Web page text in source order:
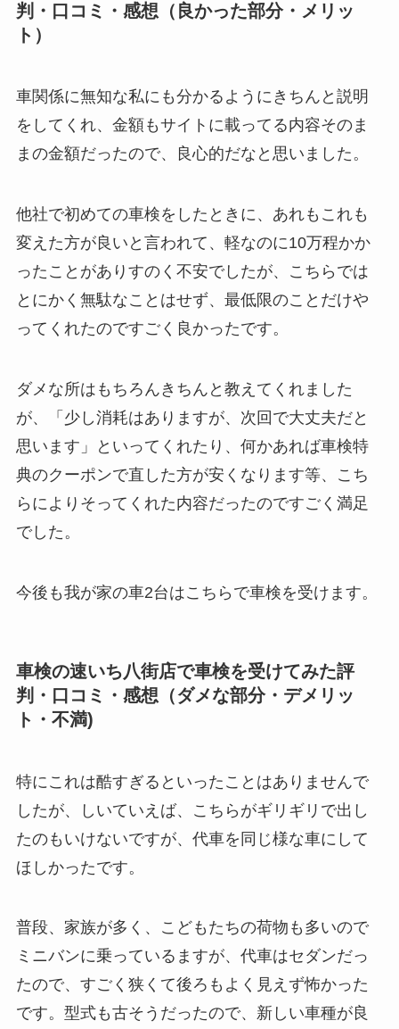
判・口コミ・感想（良かった部分・メリッ
ト）
車関係に無知な私にも分かるようにきちんと説明
をしてくれ、金額もサイトに載ってる内容そのま
まの金額だったので、良心的だなと思いました。
他社で初めての車検をしたときに、あれもこれも
変えた方が良いと言われて、軽なのに10万程かか
ったことがありすのく不安でしたが、こちらでは
とにかく無駄なことはせず、最低限のことだけや
ってくれたのですごく良かったです。
ダメな所はもちろんきちんと教えてくれました
が、「少し消耗はありますが、次回で大丈夫だと
思います」といってくれたり、何かあれば車検特
典のクーポンで直した方が安くなります等、こち
らによりそってくれた内容だったのですごく満足
でした。
今後も我が家の車2台はこちらで車検を受けます。
車検の速いち八街店で車検を受けてみた評
判・口コミ・感想（ダメな部分・デメリッ
ト・不満)
特にこれは酷すぎるといったことはありませんで
したが、しいていえば、こちらがギリギリで出し
たのもいけないですが、代車を同じ様な車にして
ほしかったです。
普段、家族が多く、こどもたちの荷物も多いので
ミニバンに乗っているますが、代車はセダンだっ
たので、すごく狭くて後ろもよく見えず怖かった
です。型式も古そうだったので、新しい車種が良